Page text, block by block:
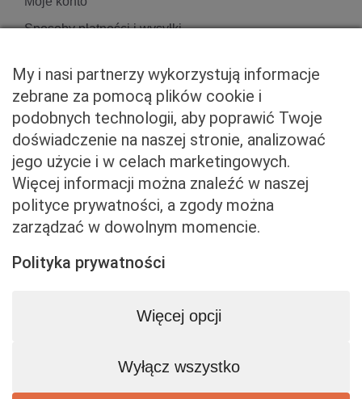
Sposoby płatności i wysyłki
Właściciel serwisu
Baveno Sp. z o. o.
Czerniakowska 71/408a
00-715 Warszawa
NIP: 5273093569
KRS: 0001081683
+48 692 642 814
Biuro obsługi klienta
My i nasi partnerzy wykorzystują informacje
zebrane za pomocą plików cookie i
podobnych technologii, aby poprawić Twoje
doświadczenie na naszej stronie, analizować
jego użycie i w celach marketingowych.
Więcej informacji można znaleźć w naszej
polityce prywatności, a zgody można
zarządzać w dowolnym momencie.
Polityka prywatności
Więcej opcji
Wyłącz wszystko